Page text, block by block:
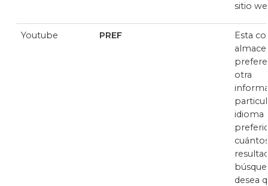
sitio
Youtube PREF
Esta
otra
idioma
desea